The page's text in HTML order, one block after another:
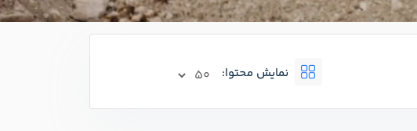
نمایش محتوا: